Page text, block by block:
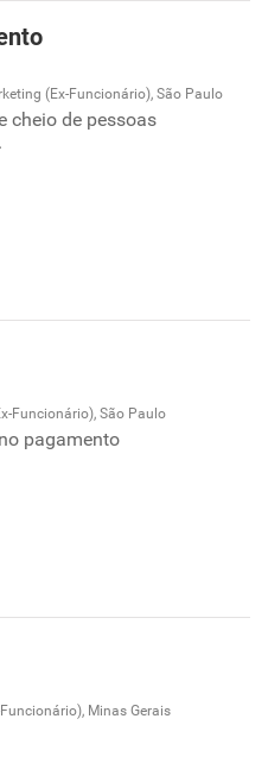
(Ex-Funcionário), São Paulo
cheio de pessoas
Funcionário), São Paulo
pagamento
Minas Gerais